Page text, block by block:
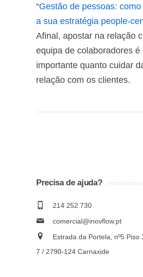
“Gestão de pessoas:
a sua estratégia people-
Afinal, apostar na relação
equipa de colaboradores é
importante quanto cuidar
relação com os clientes.
Precisa de ajuda?
214 252 730
comercial@inovflow.pt
Estrada da Portela, nº5 Piso
7 / 2790-124 Carnaxide